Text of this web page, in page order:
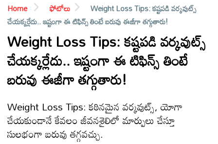
LIVE
తాజా
వార్తలు
తెలంగాణ
Home ఫోటోలు
Weight Loss Tips: కష్టపడి వర్కవుట్స్
చేయక్కర్లేదు.. ఇష్టంగా ఈ టిఫిన్స్ తింటే బరువు ఈజీగా తగ్గుతారు!
Weight Loss Tips: కష్టపడి వర్కవుట్స్
చేయక్కర్లేదు.. ఇష్టంగా ఈ టిఫిన్స్ తింటే
బరువు ఈజీగా తగ్గుతారు!
Weight Loss Tips: కఠినమైన వర్కవుట్స్, యోగా
చేయకుండానే కేవలం జీవనశైలిలో మార్పులు చేస్తూ
సులభంగా బరువు తగ్గవచ్చు.